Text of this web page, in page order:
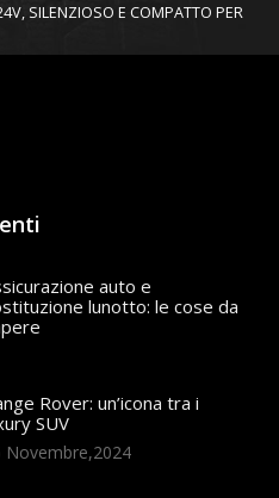
SILENZIOSO E COMPATTO PER
auto e
lunotto: le cose da
Rover: un’icona tra i
SUV
Novembre,2024